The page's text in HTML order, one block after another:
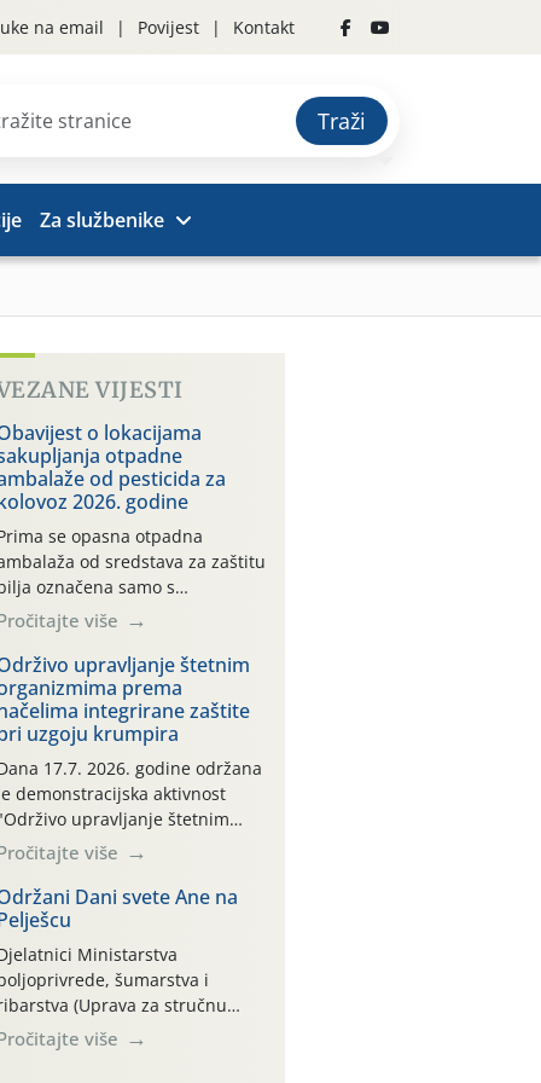
na email Povijest Kontakt
Traži
Za službenike
VIJESTI
o lokacijama
otpadne
od pesticida za
2026. godine
se opasna otpadna
od sredstava za zaštitu
označena samo s
i oznakom
CROCPA EKO MODEL:
ambalaža kao i
drugih proizvoda koji
sredstva za zaštitu bilja
(npr. ambalaža od mineralnih
se ne prihvaća.
je osiguran
povrat prazne
isključivo ovih tvrtki:
MAKS, AGRONOM,
TKI* (PINUS […]
više
upravljanje štetnim
prema
integrirane zaštite
uzgoju krumpira
17.7. 2026. godine održana
demonstracijska aktivnost
upravljanje štetnim
prema načelima
integrirane zaštite pri uzgoju
na pokusnom polju
kraj naselja Belica
parcela ID 2445031)
dio Međimurske
više
Dani svete Ane na
Ministarstva
šumarstva i
(Uprava za stručnu
razvoju poljoprivrede)
sudjelovali su na tradicionalnom
više